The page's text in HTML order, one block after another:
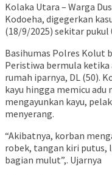
Kolaka Utara – Warga
Kodoeha, digegerkan
(18/9/2025) sekitar pukul
Basihumas Polres Kolut
Peristiwa bermula ketika
rumah iparnya, DL (50).
kayu hingga memicu
mengayunkan kayu,
menyerang.
“Akibatnya, korban
robek, tangan kiri putus,
bagian mulut”,. Ujarnya